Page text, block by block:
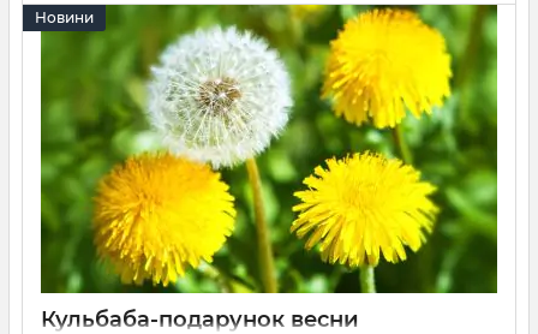
Новини
Кульбаба-подарунок весни